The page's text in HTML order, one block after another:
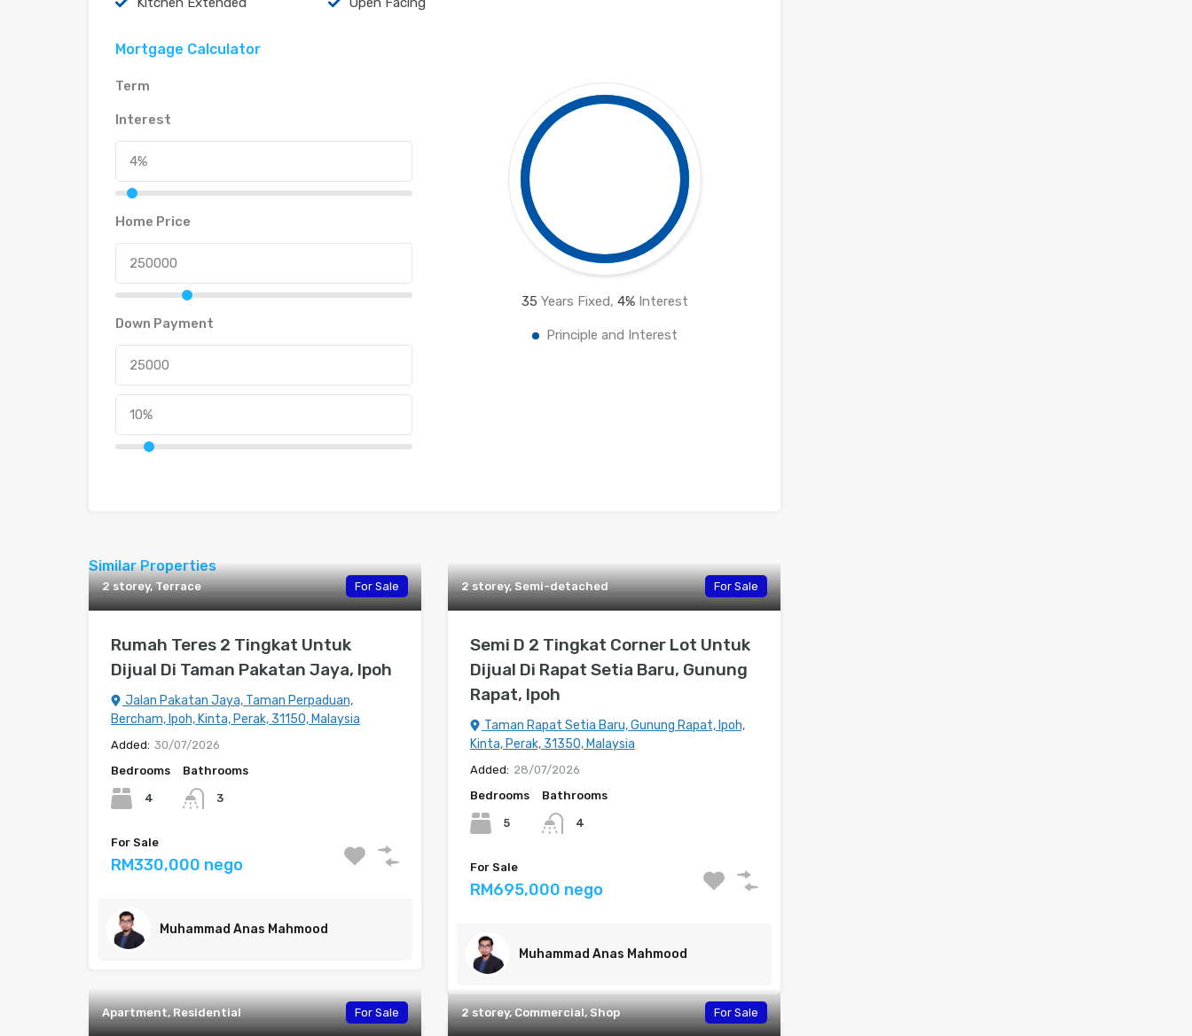
Mortgage Calculator
Term
Interest
Home Price
Down Payment
35 Years Fixed,4% Interest
Principle and Interest
Similar Properties
2 storey, Terrace For Sale
Rumah Teres 2 Tingkat Untuk
Dijual Di Taman Pakatan Jaya, Ipoh
Jalan Pakatan Jaya, Taman Perpaduan,
Bercham, Ipoh, Kinta, Perak, 31150, Malaysia
Added: 30/07/2026
Bedrooms
4
Bathrooms
3
For Sale
RM330,000 nego
Muhammad Anas Mahmood
2 storey, Semi-detached For Sale
Semi D 2 Tingkat Corner Lot Untuk
Dijual Di Rapat Setia Baru, Gunung
Rapat, Ipoh
Taman Rapat Setia Baru, Gunung Rapat, Ipoh,
Kinta, Perak, 31350, Malaysia
Added: 28/07/2026
Bedrooms
5
Bathrooms
4
For Sale
RM695,000 nego
Muhammad Anas Mahmood
Apartment, Residential For Sale 2 storey, Commercial, Shop For Sale